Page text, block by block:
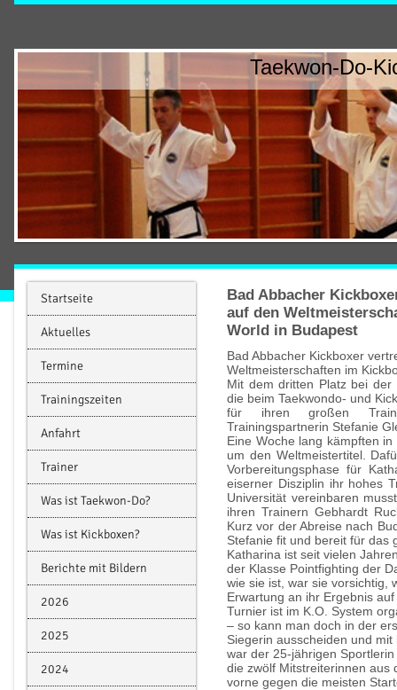
Taekwon-Do-
Startseite
Aktuelles
Termine
Trainingszeiten
Anfahrt
Trainer
Was ist Taekwon-Do?
Was ist Kickboxen?
Berichte mit Bildern
2026
2025
2024
Bad Abbacher
auf den
World in Budapest
Bad Abbacher Kickboxer
Weltmeisterschaften im
Mit dem dritten Platz bei der
die beim Taekwondo- und
für ihren großen
Trainingspartnerin Stefanie
Eine Woche lang kämpften
um den Weltmeistertitel.
Vorbereitungsphase für
eiserner Disziplin ihr hohes
Universität vereinbaren
ihren Trainern Gebhardt
Kurz vor der Abreise nach
Stefanie fit und bereit für das
Katharina ist seit vielen
der Klasse Pointfighting der
wie sie ist, war sie vorsichtig,
Erwartung an ihr Ergebnis
Turnier ist im K.O. System
– so kann man doch in der
Siegerin ausscheiden und
war der 25-jährigen
die zwölf Mitstreiterinnen aus
vorne gegen die meisten